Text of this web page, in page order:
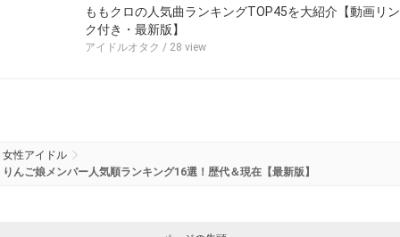
ももクロの人気曲ランキングTOP45を大紹介【動画リン
ク付き・最新版】
アイドルオタク / 28 view
女性アイドル
りんご娘メンバー人気順ランキング16選！歴代＆現在【最新版】